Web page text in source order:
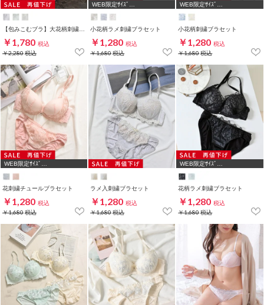
￥1,780 税込
￥2,280税込
WEB限定ｻｲｽﾞ
小花柄ラメ刺繍ブラセット
￥1,280 税込
￥1,680税込
WEB限定ｻｲｽﾞ
小花柄刺繍ブラセット
￥1,280 税込
￥1,680税込
WEB限定ｻｲｽﾞ
花刺繍チュールブラセット
￥1,280 税込
￥1,680税込
ラメ入刺繍ブラセット
￥1,280 税込
￥1,680税込
WEB限定ｻｲｽﾞ
花柄ラメ刺繍ブラセット
￥1,280 税込
￥1,680税込